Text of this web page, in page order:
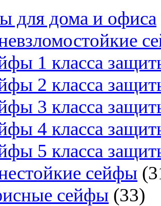
для дома и офиса
1 класса
2 класса
3 класса
4 класса
5 класса
сейфы
сейфы (33)